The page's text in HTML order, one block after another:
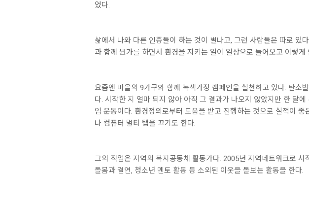
었다.
삶에서 나와 다른 인종들이 하는 것이 별나고, 그런 사람들은 따로 있
과 함께 뭔가를 하면서 환경을 지키는 일이 일상으로 들어오고 이렇
요즘엔 마을의 9가구와 함께 녹색가정 캠페인을 실천하고 있다. 탄소
다. 시작한 지 얼마 되지 않아 아직 그 결과가 나오지 않았지만 한 달
임 운동이다. 환경정의로부터 도움을 받고 진행하는 것으로 실적이
나 컴퓨터 멀티 탭을 끄기도 한다.
그의 직업은 지역의 복지공동체 활동가다. 2005년 지역네트워크로
돌봄과 결연, 청소년 멘토 활동 등 소외된 이웃을 돌보는 활동을 한다.